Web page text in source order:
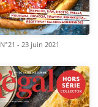
N°21 - 23 juin 2021